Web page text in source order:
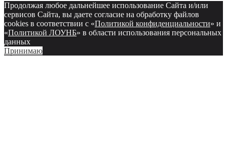
Продолжая любое дальнейшее использование Сайта и/или
сервисов Сайта, вы даете согласие на обработку файлов
cookies в соответствии с «Политикой конфиденциальности» и
«Политикой ЛОУНБ» в области использования персональных
данных
Принимаю